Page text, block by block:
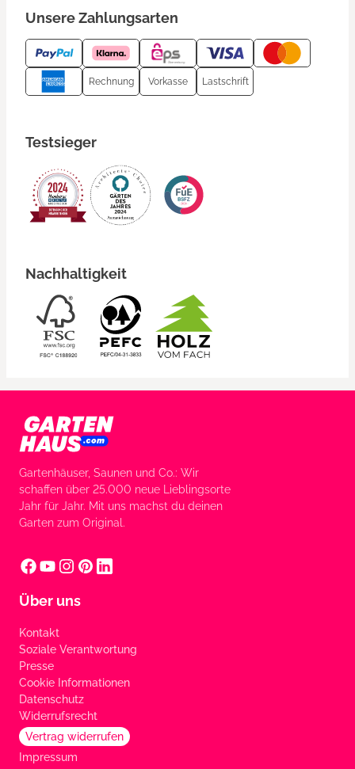
Unsere Zahlungsarten
Rechnung Vorkasse Lastschrift
Testsieger
Nachhaltigkeit
Gartenhäuser, Saunen und Co.: Wir
schaffen über 25.000 neue Lieblingsorte
Jahr für Jahr. Mit uns machst du deinen
Garten zum Original.
Über uns
Kontakt
Soziale Verantwortung
Presse
Cookie Informationen
Datenschutz
Widerrufsrecht
Vertrag widerrufen
Impressum